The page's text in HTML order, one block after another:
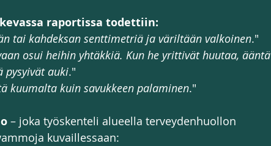
raportissa todettiin:
tai kahdeksan senttimetriä ja väriltään valkoinen."
osui heihin yhtäkkiä. Kun he yrittivät huutaa, ääntä
pysyivät auki."
kuumalta kuin savukkeen palaminen."
– joka työskenteli alueella terveydenhuollon
kuvaillessaan: